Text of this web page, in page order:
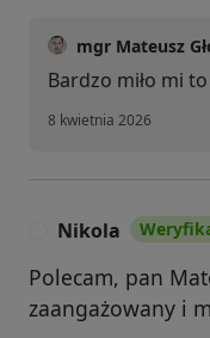
mgr Mateusz
Bardzo miło mi
8 kwietnia 2026
Nikola
Polecam, pan
zaangażowany i